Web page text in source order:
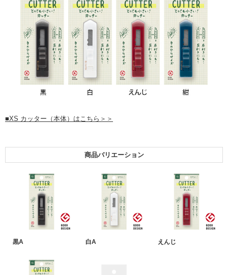
■XS カッター（本体）はこちら＞＞
商品バリエーション
黒A 白A えんじ